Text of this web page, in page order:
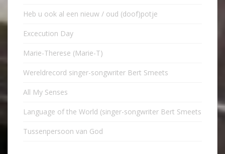
Heb u ook al een nieuw / oud (doof)potje
Excecution Day
Marie-Therese (Marie-T)
Wereldrecord singer-songwriter Bert Smeets
All My Senses
Language of the World (singer-songwriter Bert Smeets
Tussenpersoon van God